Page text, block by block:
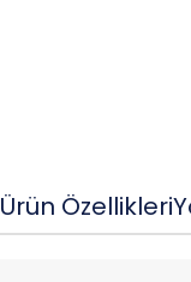
Ürün Özellikleri